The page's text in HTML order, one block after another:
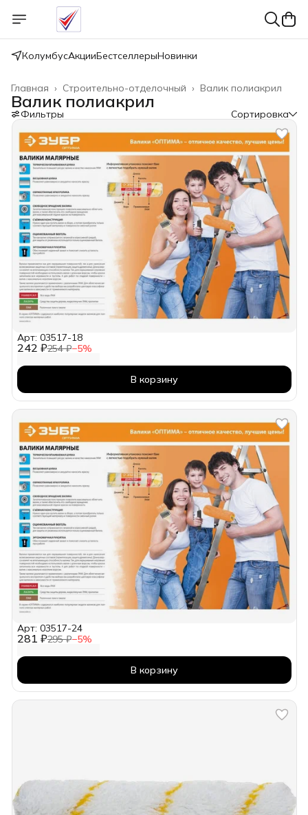
КолумбусАкцииБестселлерыНовинки
Валик полиакрил
Строительно-отделочный ›
Главная ›
Валик полиакрил
Фильтры Сортировка
242 ₽254 ₽−5%
Арт: 03517-18
В корзину
281 ₽295 ₽−5%
Арт: 03517-24
В корзину